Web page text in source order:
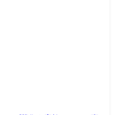
術だけでなく、 Webフ
きます。 〇モバイル